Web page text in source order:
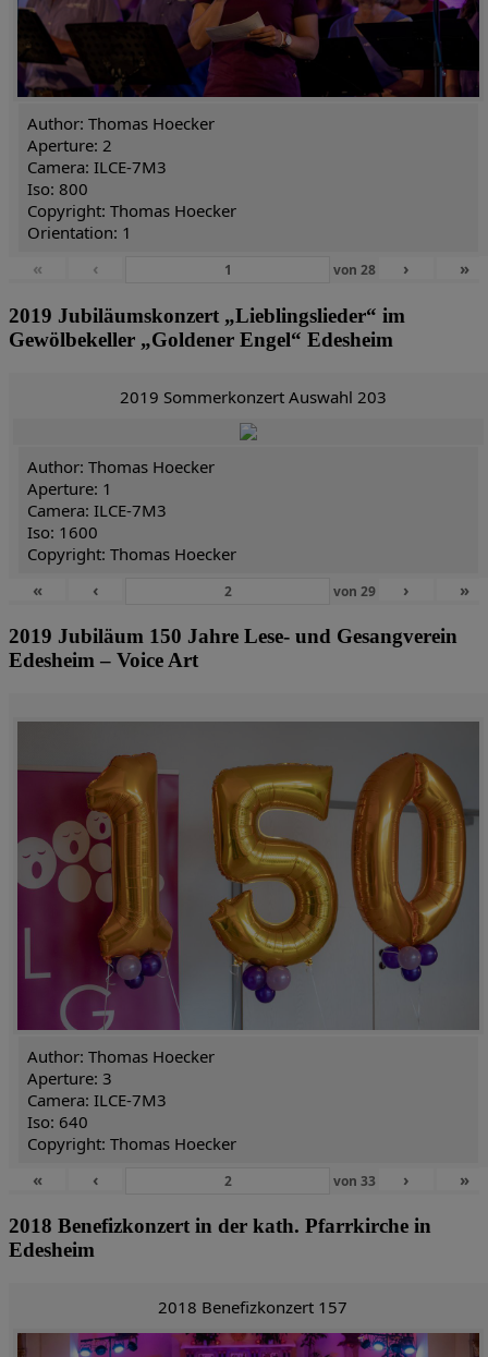
Author: Thomas Hoecker
Aperture: 2
Camera: ILCE-7M3
Iso: 800
Copyright: Thomas Hoecker
Orientation: 1
«
‹ von28 › »
2019 Jubiläumskonzert „Lieblingslieder“ im
Gewölbekeller „Goldener Engel“ Edesheim
2019 Sommerkonzert Auswahl 203
Author: Thomas Hoecker
Aperture: 1
Camera: ILCE-7M3
Iso: 1600
Copyright: Thomas Hoecker
«
‹ von29 › »
2019 Jubiläum 150 Jahre Lese- und Gesangverein
Edesheim – Voice Art
Author: Thomas Hoecker
Aperture: 3
Camera: ILCE-7M3
Iso: 640
Copyright: Thomas Hoecker
«
‹ von33 › »
2018 Benefizkonzert in der kath. Pfarrkirche in
Edesheim
2018 Benefizkonzert 157